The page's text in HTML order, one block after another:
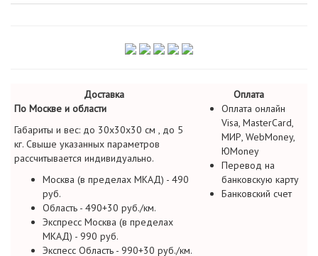
Доставка
Оплата
По Москве и области
Габариты и вес: до 30х30х30 см , до 5
кг. Свыше указанных параметров
рассчитывается индивидуально.
Москва (в пределах МКАД) - 490
руб.
Область - 490+30 руб./км.
Экспресс Москва (в пределах
МКАД) - 990 руб.
Экспесс Область - 990+30 руб./км.
Оплата онлайн
Visa, MasterCard,
МИР, WebMoney,
ЮMoney
Перевод на
банковскую карту
Банковский счет